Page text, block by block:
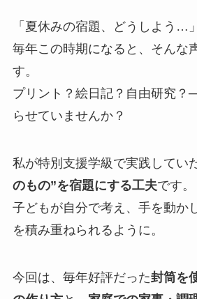
「夏休みの宿題、どうしよう…」
毎年この時期になると、そんな
す。
プリント？絵日記？自由研究？
らせていませんか？
私が特別支援学級で実践してい
のもの”を宿題にする工夫です。
子どもが自分で考え、手を動か
を積み重ねられるように。
今回は、毎年好評だった封筒を